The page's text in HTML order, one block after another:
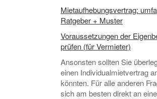
Mietaufhebungsvertrag:
Ratgeber + Muster
Voraussetzungen der
prüfen (für Vermieter)
Ansonsten sollten Sie
einen Individualmietvertrag
könnten. Für alle anderen
sich am besten direkt an